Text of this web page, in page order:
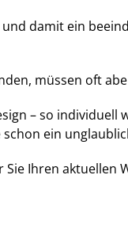
damit ein
müssen oft
– so individuell
ein
Ihren